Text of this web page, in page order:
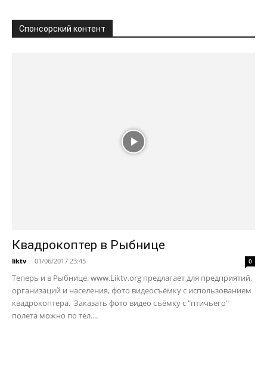
Спонсорский контент
Квадрокоптер в Рыбнице
liktv - 01/06/2017 23:45 0
Теперь и в Рыбнице. www.Liktv.org предлагает для предприятий,
организаций и населения, фото видеосъёмку с использованием
квадрокоптера. Заказать фото видео съёмку с "птичьего"
полета можно по тел....